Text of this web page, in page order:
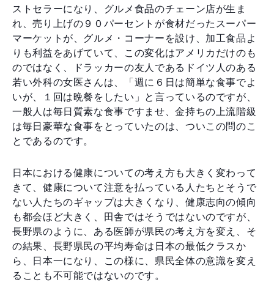
ストセラーになり、グルメ食品のチェーン店が生ま
れ、売り上げの９０パーセントが食材だったスーパー
マーケットが、グルメ・コーナーを設け、加工食品よ
りも利益をあげていて、この変化はアメリカだけのも
のではなく、ドラッカーの友人であるドイツ人のある
若い外科の女医さんは、「週に６日は簡単な食事でよ
いが、１回は晩餐をしたい」と言っているのですが、
一般人は毎日質素な食事ですませ、金持ちの上流階級
は毎日豪華な食事をとっていたのは、ついこの問のこ
とであるのです。
日本における健康についての考え方も大きく変わって
きて、健康について注意を払っている人たちとそうで
ない人たちのギャップは大きくなり、健康志向の傾向
も都会ほど大きく、田舎ではそうではないのですが、
長野県のように、ある医師が県民の考え方を変え、そ
の結果、長野県民の平均寿命は日本の最低クラスか
ら、日本一になり、この様に、県民全体の意識を変え
ることも不可能ではないのです。